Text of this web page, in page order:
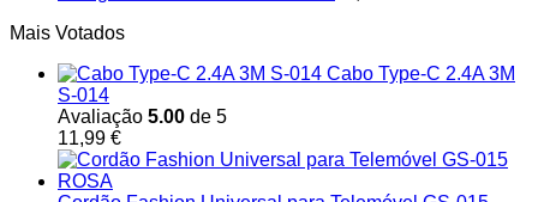
Mais Votados
Cabo Type-C 2.4A 3M
S-014
Avaliação 5.00 de 5
11,99 €